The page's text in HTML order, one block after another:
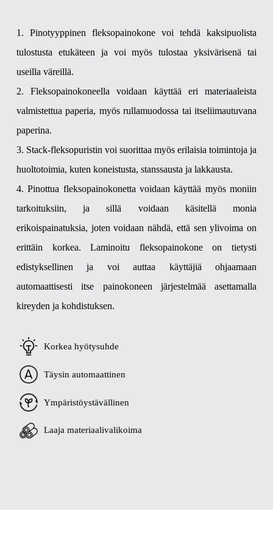
1. Pinotyyppinen fleksopainokone voi tehdä kaksipuolista
tulostusta etukäteen ja voi myös tulostaa yksivärisenä tai
useilla väreillä.
2. Fleksopainokoneella voidaan käyttää eri materiaaleista
valmistettua paperia, myös rullamuodossa tai itseliimautuvana
paperina.
3. Stack-fleksopuristin voi suorittaa myös erilaisia ​​toimintoja ja
huoltotoimia, kuten koneistusta, stanssausta ja lakkausta.
4. Pinottua fleksopainokonetta voidaan käyttää myös moniin
tarkoituksiin, ja sillä voidaan käsitellä monia
erikoispainatuksia, joten voidaan nähdä, että sen ylivoima on
erittäin korkea. Laminoitu fleksopainokone on tietysti
edistyksellinen ja voi auttaa käyttäjiä ohjaamaan
automaattisesti itse painokoneen järjestelmää asettamalla
kireyden ja kohdistuksen.
Korkea hyötysuhde
Täysin automaattinen
Ympäristöystävällinen
Laaja materiaalivalikoima